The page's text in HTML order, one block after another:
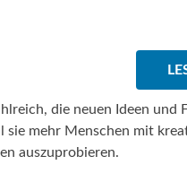
die neuen Ideen und
sie mehr Menschen mit
auszuprobieren.